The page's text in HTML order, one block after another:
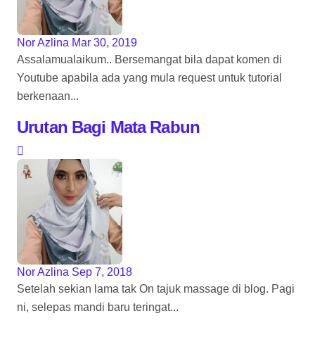
Nor Azlina Mar 30, 2019
Assalamualaikum.. Bersemangat bila dapat komen di
Youtube apabila ada yang mula request untuk tutorial
berkenaan...
Urutan Bagi Mata Rabun
Nor Azlina Sep 7, 2018
Setelah sekian lama tak On tajuk massage di blog. Pagi
ni, selepas mandi baru teringat...